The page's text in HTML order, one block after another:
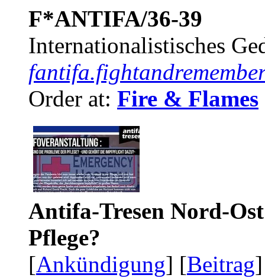
F*ANTIFA/36-39
Internationalistisches
Order at: Fire & Flames
Antifa-Tresen Nord-
Pflege?
[Ankündigung] [Beitrag